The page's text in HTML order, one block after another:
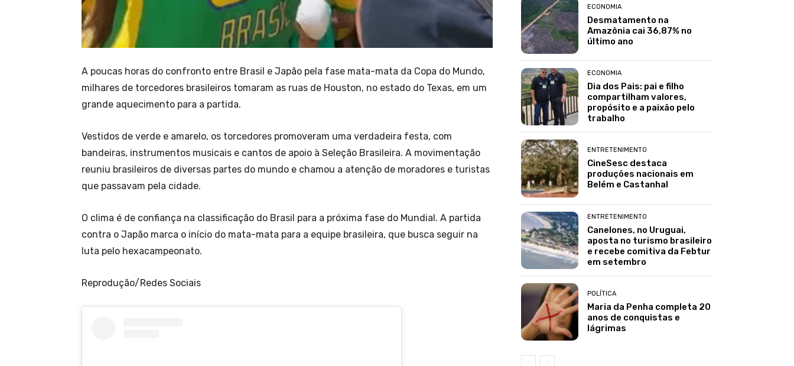
A poucas horas do confronto entre Brasil e Japão pela fase mata-mata da Copa do Mundo,
milhares de torcedores brasileiros tomaram as ruas de Houston, no estado do Texas, em um
grande aquecimento para a partida.
Vestidos de verde e amarelo, os torcedores promoveram uma verdadeira festa, com
bandeiras, instrumentos musicais e cantos de apoio à Seleção Brasileira. A movimentação
reuniu brasileiros de diversas partes do mundo e chamou a atenção de moradores e turistas
que passavam pela cidade.
O clima é de confiança na classificação do Brasil para a próxima fase do Mundial. A partida
contra o Japão marca o início do mata-mata para a equipe brasileira, que busca seguir na
luta pelo hexacampeonato.
Reprodução/Redes Sociais
ECONOMIA
Desmatamento na
Amazônia cai 36,87% no
último ano
ECONOMIA
Dia dos Pais: pai e filho
compartilham valores,
propósito e a paixão pelo
trabalho
ENTRETENIMENTO
CineSesc destaca
produções nacionais em
Belém e Castanhal
ENTRETENIMENTO
Canelones, no Uruguai,
aposta no turismo brasileiro
e recebe comitiva da Febtur
em setembro
POLÍTICA
Maria da Penha completa 20
anos de conquistas e
lágrimas